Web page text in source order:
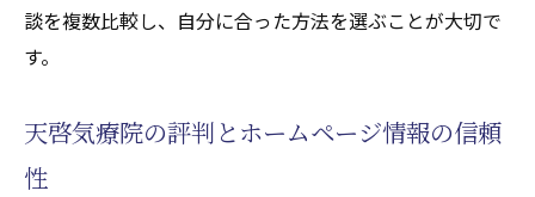
談を複数比較し、自分に合った方法を選ぶことが大切で
す。
天啓気療院の評判とホームページ情報の信頼
性